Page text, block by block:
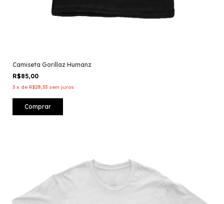
Camiseta Gorillaz Humanz
R$85,00
3 x de R$28,33 sem juros
Comprar